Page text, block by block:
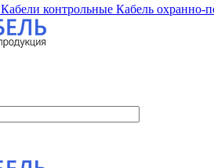
Кабели контрольные Кабель охранно-